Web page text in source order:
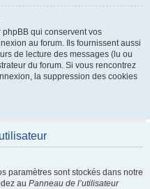
qui conservent vos
au forum. Ils fournissent aussi
de lecture des messages (lu ou
du forum. Si vous rencontrez
la suppression des cookies
paramètres sont stockés dans notre
au Panneau de l’utilisateur